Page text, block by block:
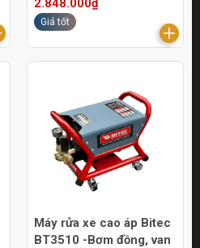
2.848.000₫
Giá tốt
Máy rửa xe cao áp Bitec
BT3510 -Bơm đồng, van